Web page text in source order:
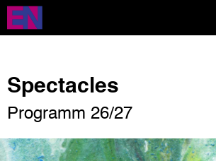
Direkt
zum
Inhalt
Spectacles
Programm 26/27